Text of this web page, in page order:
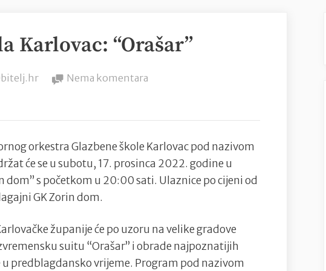
Karlovac: “Orašar”
Nema komentara
“Orašar”
orkestra Glazbene škole Karlovac pod nazivom
će se u subotu, 17. prosinca 2022. godine u
dom” s početkom u 20:00 sati. Ulaznice po cijeni od
GK Zorin dom.
županije će po uzoru na velike gradove
suitu “Orašar” i obrade najpoznatijih
u predblagdansko vrijeme. Program pod nazivom